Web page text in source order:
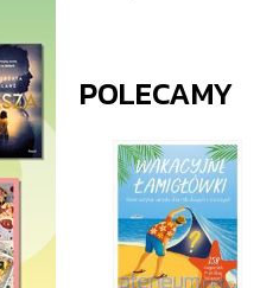
POLECAMY